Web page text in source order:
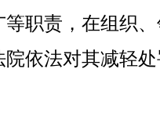
职责，在组织
依法对其减轻